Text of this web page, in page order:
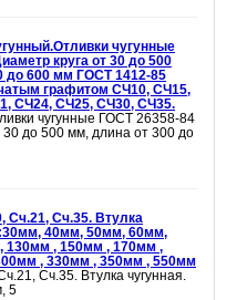
чугунные
круга от 30 до 500
до 600 мм ГОСТ 1412-85
графитом СЧ10, СЧ15,
СЧ24, СЧ25, СЧ30, СЧ35.
чугунные ГОСТ 26358-84
30 до 500 мм, длина от 300 до
Сч.21, Сч.35. Втулка
40мм, 50мм, 60мм,
, 150мм , 170мм ,
, 330мм , 350мм , 550мм
Сч.35. Втулка чугунная.
5